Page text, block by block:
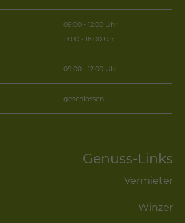
09:00 - 12:00 Uhr
13:00 - 18:00 Uhr
09:00 - 12:00 Uhr
geschlossen
Genuss-Links
Vermieter
Winzer